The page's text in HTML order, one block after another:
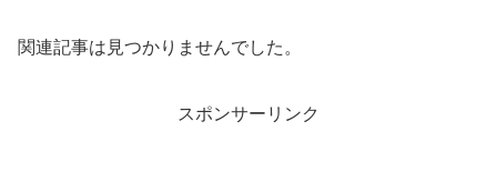
関連記事は見つかりませんでした。
スポンサーリンク